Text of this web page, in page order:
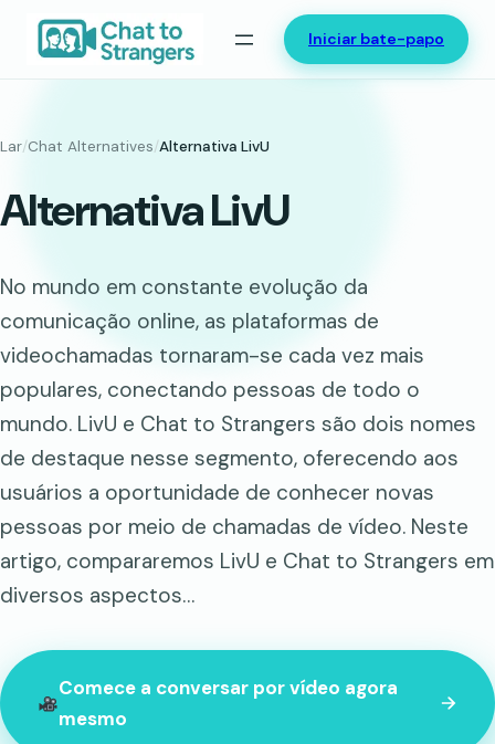
Saltar
Iniciar bate-papo
Lar/Chat Alternatives/Alternativa LivU
Alternativa LivU
No mundo em constante evolução da
comunicação online, as plataformas de
videochamadas tornaram-se cada vez mais
populares, conectando pessoas de todo o
mundo. LivU e Chat to Strangers são dois nomes
de destaque nesse segmento, oferecendo aos
usuários a oportunidade de conhecer novas
pessoas por meio de chamadas de vídeo. Neste
artigo, compararemos LivU e Chat to Strangers em
diversos aspectos…
Comece a conversar por vídeo agora
mesmo